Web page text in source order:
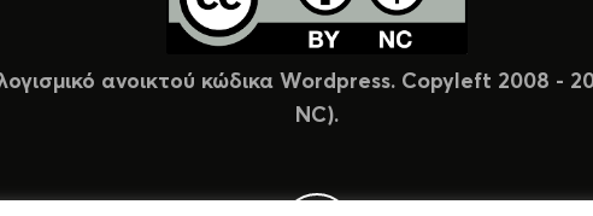
ανοικτού κώδικα Wordpress. Copyleft 2008 -
NC).